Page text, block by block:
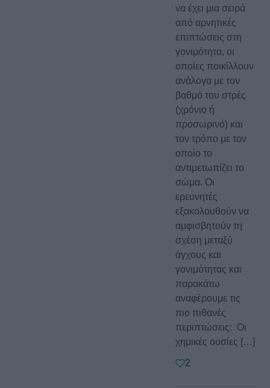
να έχει μια σειρά
από αρνητικές
επιπτώσεις στη
γονιμότητα, οι
οποίες ποικίλλουν
ανάλογα με τον
βαθμό του στρές
(χρόνιο ή
προσωρινό) και
τον τρόπο με τον
οποίο το
αντιμετωπίζει το
σώμα. Οι
ερευνητές
εξακολουθούν να
αμφισβητούν τη
σχέση μεταξύ
άγχους και
γονιμότητας και
παρακάτω
αναφέρουμε τις
πιο πιθανές
περιπτώσεις: Οι
χημικές ουσίες […]
2